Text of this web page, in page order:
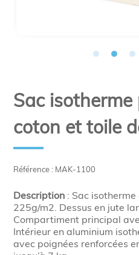
Référence : MAK-1100
Sac
coton et toile
Description : Sac
225g/m2. Dessus en jute
Compartiment principal
Intérieur en aluminium
avec poignées renforcées